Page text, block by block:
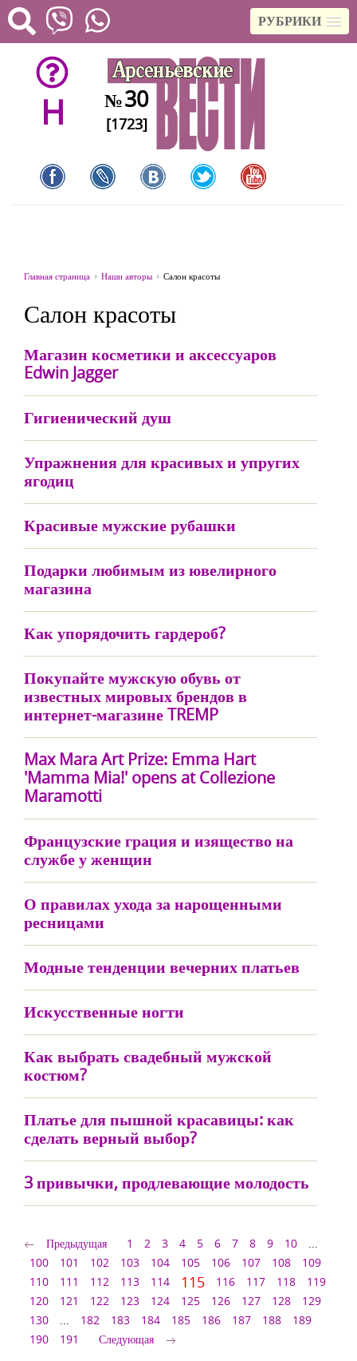
РУБРИКИ
H №30
[1723]
Главная страница Наши авторы Салон красоты
Салон красоты
Магазин косметики и аксессуаров
Edwin Jagger
Гигиенический душ
Упражнения для красивых и упругих
ягодиц
Красивые мужские рубашки
Подарки любимым из ювелирного
магазина
Как упорядочить гардероб?
Покупайте мужскую обувь от
известных мировых брендов в
интернет-магазине TREMP
Max Mara Art Prize: Emma Hart
'Mamma Mia!' opens at Collezione
Maramotti
Французские грация и изящество на
службе у женщин
О правилах ухода за нарощенными
ресницами
Модные тенденции вечерних платьев
Искусственные ногти
Как выбрать свадебный мужской
костюм?
Платье для пышной красавицы: как
сделать верный выбор?
3 привычки, продлевающие молодость
Предыдущая 1 2 3 4 5 6 7 8 9 10
...
100
101 102 103 104 105 106 107 108
109
110
111 112 113 114 115 116 117 118
119
120
121 122 123 124 125 126 127 128
129
130
... 182 183 184 185 186 187 188
189
190
191 Следующая